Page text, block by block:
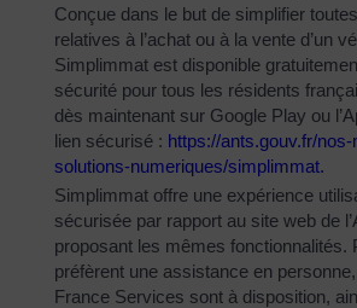
Conçue dans le but de simplifier
relatives à l’achat ou à la vente d’un
Simplimmat est disponible
sécurité pour tous les résidents
dès maintenant sur Google Play ou
lien sécurisé : https://ants.gouv.fr/nos-
solutions-numeriques/simplimmat.
Simplimmat offre une expérience
sécurisée par rapport au site web de
proposant les mêmes fonctionnalités.
préfèrent une assistance en
France Services sont à disposition,